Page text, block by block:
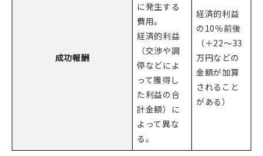
成功報酬
に発生する
費用。
経済的利益
（交渉や調
停などによ
って獲得し
た利益の合
計金額）に
よって異な
る。
経済的利益
の10％前後
（＋22〜33
万円などの
金額が加算
されること
がある）